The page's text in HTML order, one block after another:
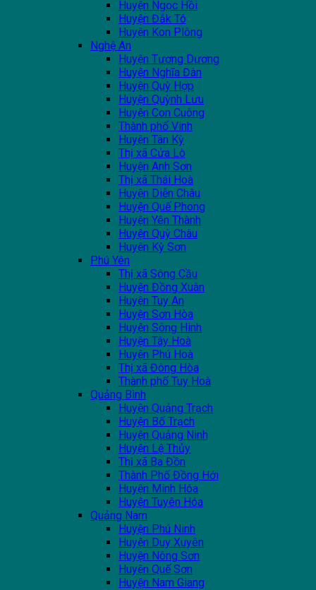
Huyện Ngọc Hồi
Huyện Đắk Tô
Huyện Kon Plông
Nghệ An
Huyện Tương Dương
Huyện Nghĩa Đàn
Huyện Quỳ Hợp
Huyện Quỳnh Lưu
Huyện Con Cuông
Thành phố Vinh
Huyện Tân Kỳ
Thị xã Cửa Lò
Huyện Anh Sơn
Thị xã Thái Hoà
Huyện Diễn Châu
Huyện Quế Phong
Huyện Yên Thành
Huyện Quỳ Châu
Huyện Kỳ Sơn
Phú Yên
Thị xã Sông Cầu
Huyện Đồng Xuân
Huyện Tuy An
Huyện Sơn Hòa
Huyện Sông Hinh
Huyện Tây Hoà
Huyện Phú Hoà
Thị xã Đông Hòa
Thành phố Tuy Hoà
Quảng Bình
Huyện Quảng Trạch
Huyện Bố Trạch
Huyện Quảng Ninh
Huyện Lệ Thủy
Thị xã Ba Đồn
Thành Phố Đồng Hới
Huyện Minh Hóa
Huyện Tuyên Hóa
Quảng Nam
Huyện Phú Ninh
Huyện Duy Xuyên
Huyện Nông Sơn
Huyện Quế Sơn
Huyện Nam Giang